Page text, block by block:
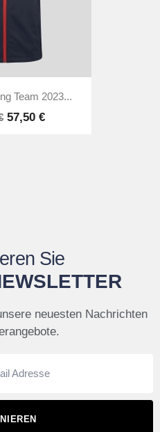
Team 2023...
57,50 €
Sie
neuesten Nachrichten